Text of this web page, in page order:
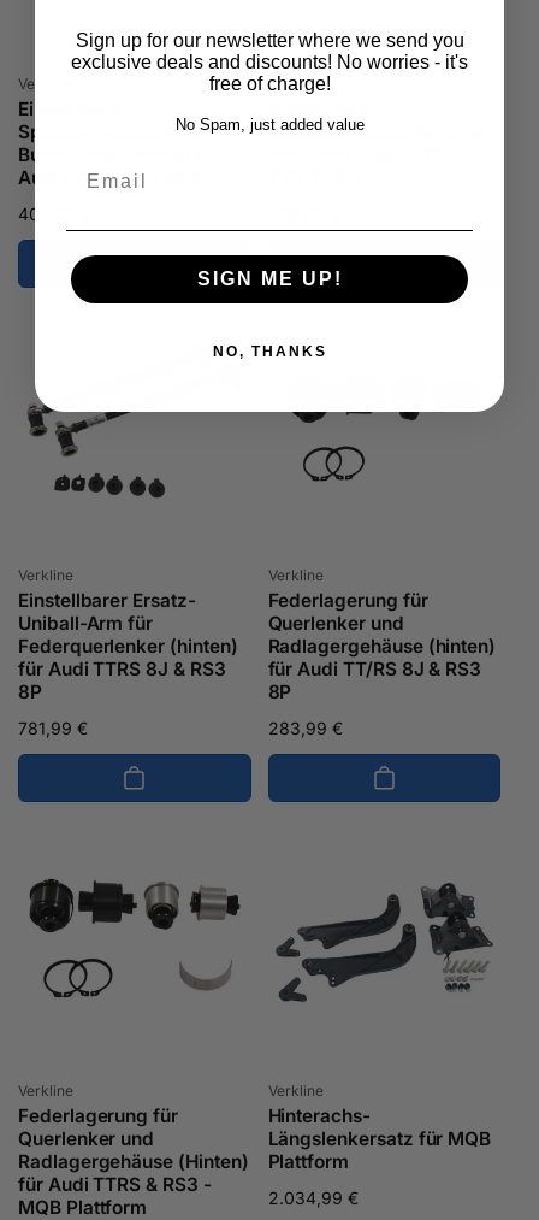
Anbieter:
Verkline
Einstellbare
Spurstangenköpfe mit
Bump Steer (vorne) für
Audi RS3 & Golf MK8
Normaler
Preis
406,99 €
Anbieter:
Verkline
Spurstangenköpfe vorne
Anbieter:
Verkline
Einstellbarer Ersatz-
Uniball-Arm für
Federquerlenker (hinten)
für Audi TTRS 8J & RS3
8P
Normaler
Preis
781,99 €
Anbieter:
Verkline
Federlagerung für
Querlenker und
Radlagergehäuse (hinten)
für Audi TT/RS 8J & RS3
8P
Normaler
Preis
283,99 €
Anbieter:
Verkline
Federlagerung für
Querlenker und
Radlagergehäuse (Hinten)
für Audi TTRS & RS3 -
MQB Plattform
Anbieter:
Verkline
Hinterachs-
Längslenkersatz für MQB
Plattform
Normaler
2.034,99 €
Sign up for our newsletter where we send you
exclusive deals and discounts! No worries - it's
free of charge!
No Spam, just added value
SIGN ME UP!
NO, THANKS